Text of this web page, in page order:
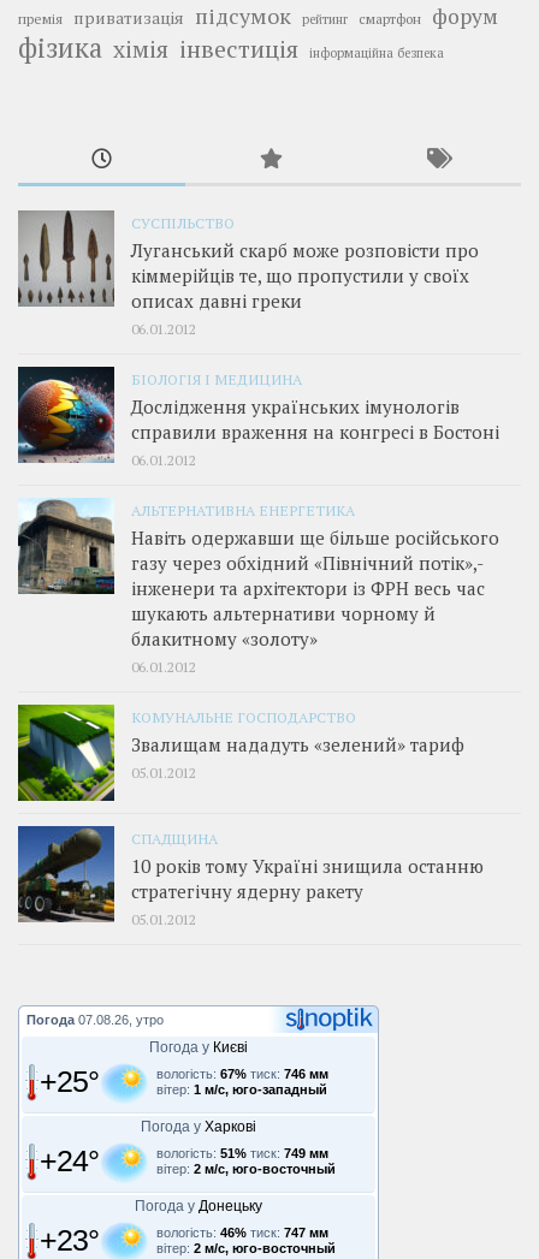
премія приватизація підсумок рейтинг смартфон форум
фізика хімія інвестиція інформаційна безпека
СУСПІЛЬСТВО
Луганський скарб може розповісти про
кіммерійців те, що пропустили у своїх
описах давні греки
06.01.2012
БІОЛОГІЯ І МЕДИЦИНА
Дослідження українських імунологів
справили враження на конгресі в Бостоні
06.01.2012
АЛЬТЕРНАТИВНА ЕНЕРГЕТИКА
Навіть одержавши ще більше російського
газу через обхідний «Північний потік»,­
інженери та архітектори із ФРН весь час
шукають альтернативи чорному й
блакитному «золоту»
06.01.2012
КОМУНАЛЬНЕ ГОСПОДАРСТВО
Звалищам нададуть «зелений» тариф
05.01.2012
СПАДЩИНА
10 років тому Україні знищила останню
стратегічну ядерну ракету
05.01.2012
Погода 07.08.26, утро
Погода у Києві
+25° вологість: 67% тиск: 746 мм
вітер: 1 м/с, юго-западный
Погода у Харкові
+24° вологість: 51% тиск: 749 мм
вітер: 2 м/с, юго-восточный
Погода у Донецьку
+23° вологість: 46% тиск: 747 мм
вітер: 2 м/с, юго-восточный